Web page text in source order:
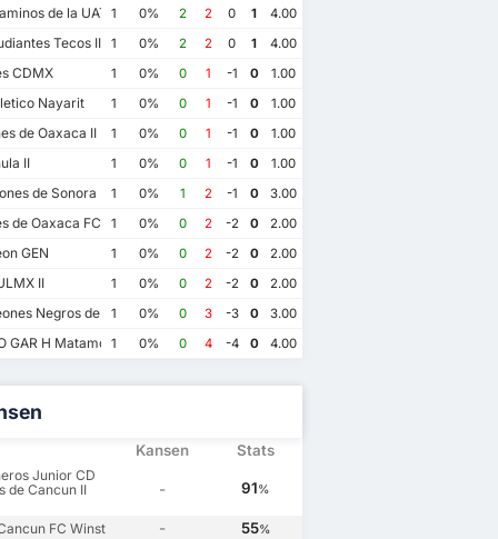
de la UAT III1 0% 2 2 0 1 4.00
Tecos II 1 0% 2 2 0 1 4.00
CDMX 1 0% 0 1 -1 0 1.00
Nayarit 1 0% 0 1 -1 0 1.00
de Oaxaca II 1 0% 0 1 -1 0 1.00
II 1 0% 0 1 -1 0 1.00
de Sonora FC II
1 0% 1 2 -1 0 3.00
de Oaxaca FC 1 0% 0 2 -2 0 2.00
GEN 1 0% 0 2 -2 0 2.00
II 1 0% 0 2 -2 0 2.00
Negros de la Universidad de Guadalajara III
1 0% 0 3 -3 0 3.00
GAR H Matamoros Gavilanes FC Matamoros II
1 0% 0 4 -4 0 4.00
Kansen Stats
Junior CD
de Cancun II
- 91%
FC Winst - 55%